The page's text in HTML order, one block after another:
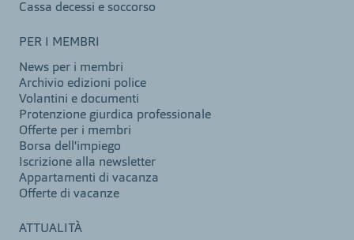
Cassa decessi e soccorso
PER I MEMBRI
News per i membri
Archivio edizioni police
Volantini e documenti
Protenzione giurdica professionale
Offerte per i membri
Borsa dell'impiego
Iscrizione alla newsletter
Appartamenti di vacanza
Offerte di vacanze
ATTUALITÀ